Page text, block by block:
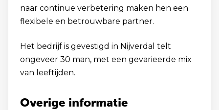
naar continue verbetering maken hen een
flexibele en betrouwbare partner.
Het bedrijf is gevestigd in Nijverdal telt
ongeveer 30 man, met een gevarieerde mix
van leeftijden.
Overige informatie